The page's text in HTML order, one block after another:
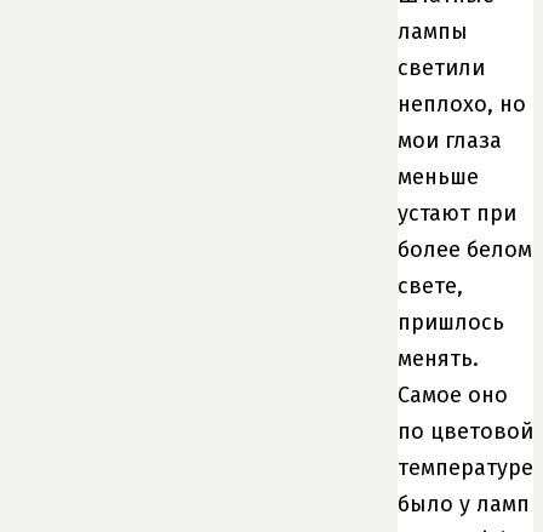
лампы
светили
неплохо, но
мои глаза
меньше
устают при
более белом
свете,
пришлось
менять.
Самое оно
по цветовой
температуре
было у ламп